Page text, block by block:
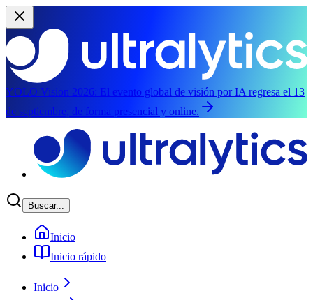
YOLO Vision 2026: El evento global de visión por IA regresa el 13
de septiembre, de forma presencial y online.
Buscar...
Inicio
Inicio rápido
Inicio